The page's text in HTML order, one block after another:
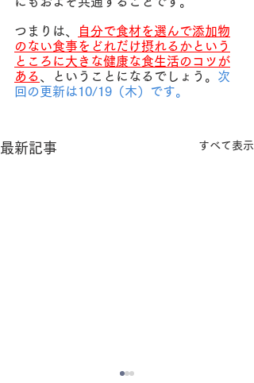
つまりは、
自分で食材を選んで添加物
のない食事をどれだけ摂れるかという
ところに大きな健康な食生活のコツが
ある
、ということになるでしょう。 次
回の更新は10/19（木）です。
最新記事 すべて表示